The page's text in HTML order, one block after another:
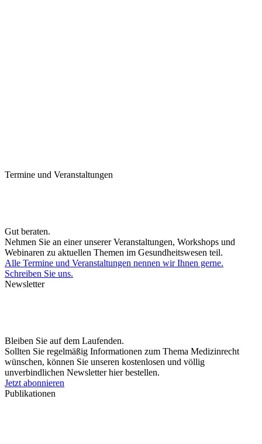
Termine und Veranstaltungen
Gut beraten.
Nehmen Sie an einer unserer Veranstaltungen, Workshops und
Webinaren zu aktuellen Themen im Gesundheitswesen teil.
Alle Termine und Veranstaltungen nennen wir Ihnen gerne.
Schreiben Sie uns.
Newsletter
Bleiben Sie auf dem Laufenden.
Sollten Sie regelmäßig Informationen zum Thema Medizinrecht
wünschen, können Sie unseren kostenlosen und völlig
unverbindlichen Newsletter hier bestellen.
Jetzt abonnieren
Publikationen